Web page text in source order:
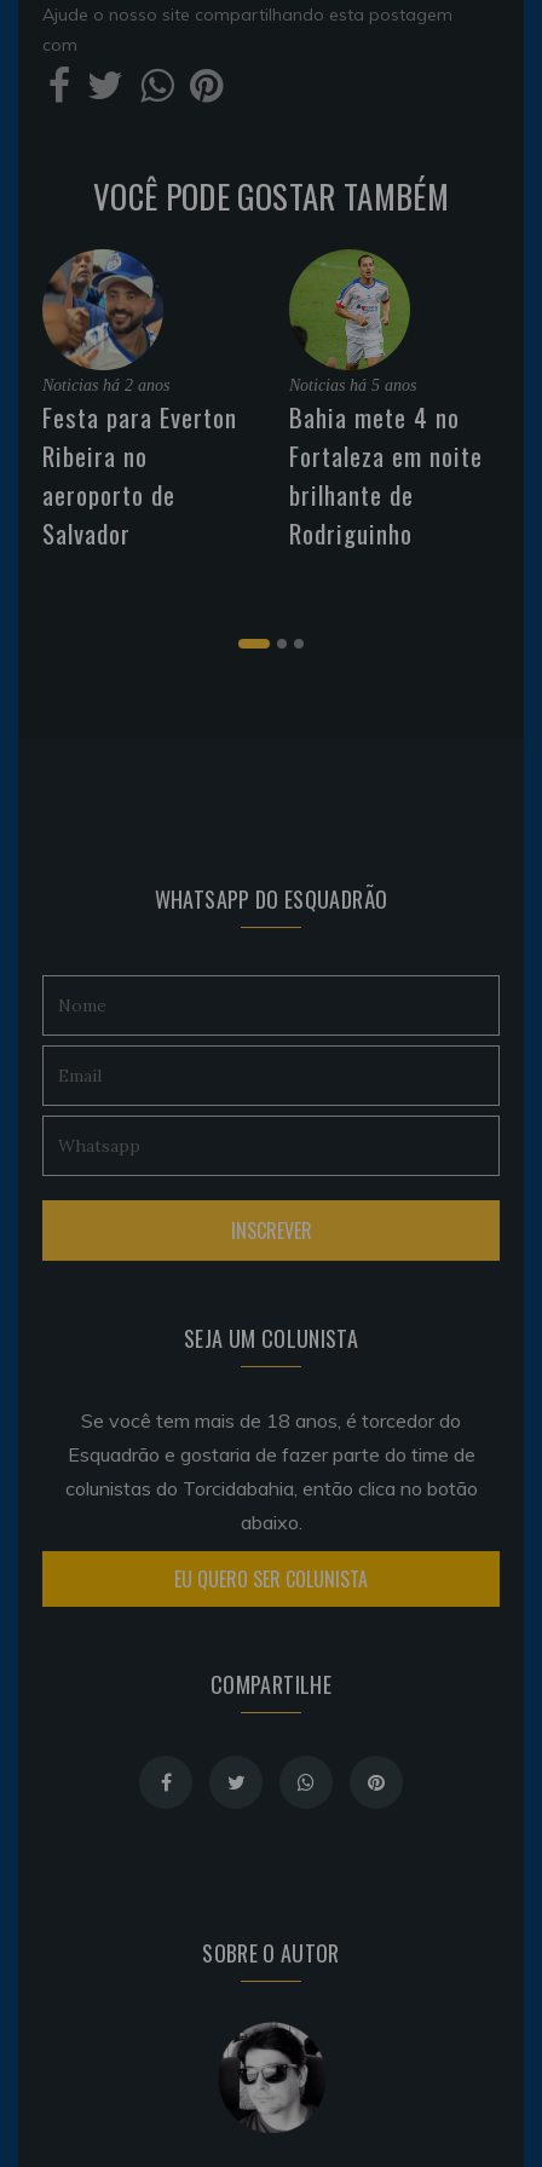
Ajude o nosso site compartilhando esta postagem
com
VOCÊ PODE GOSTAR TAMBÉM
Noticias há 2 anos
Festa para Everton
Ribeira no
aeroporto de
Salvador
Noticias há 5 anos
Bahia mete 4 no
Fortaleza em noite
brilhante de
Rodriguinho
WHATSAPP DO ESQUADRÃO
SEJA UM COLUNISTA
Se você tem mais de 18 anos, é torcedor do
Esquadrão e gostaria de fazer parte do time de
colunistas do Torcidabahia, então clica no botão
abaixo.
EU QUERO SER COLUNISTA
COMPARTILHE
SOBRE O AUTOR